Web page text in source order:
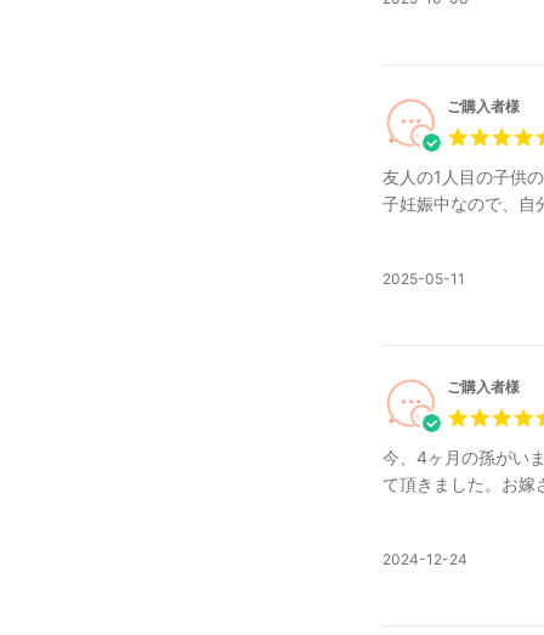
ご購入者様
友人の1人目の子供
子妊娠中なので、自
公
2025-05-11
ご購入者様
今、4ヶ月の孫がい
て頂きました。お
公
2024-12-24